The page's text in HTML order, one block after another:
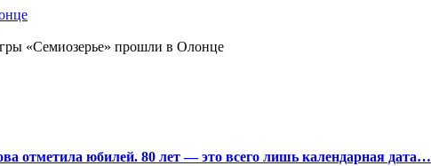
«Семиозерье» прошли в Олонце
отметила юбилей. 80 лет — это всего лишь календарная дата…